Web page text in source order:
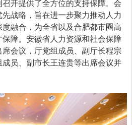
开提供了全方位的支持保障。会
战略，旨在进一步聚力推动人力
融合，为全省以及合肥都市圈高
障。安徽省人力资源和社会保障
会议，厅党组成员、副厅长程宗
员、副市长王连贵等出席会议并